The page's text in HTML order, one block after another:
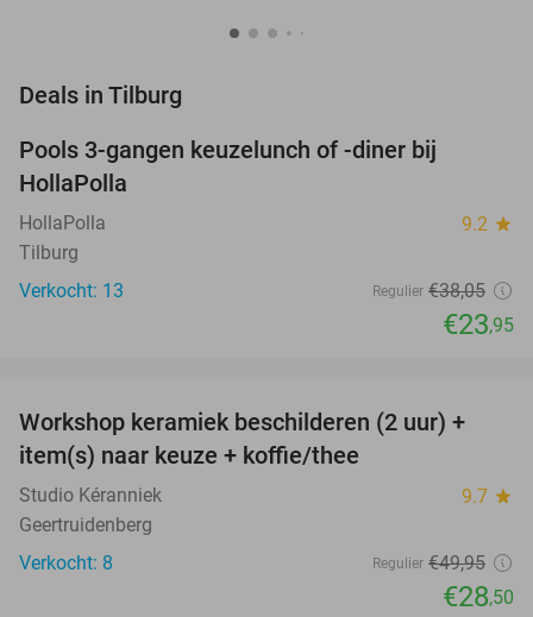
Deals in Tilburg
TODAY
Pools 3-gangen keuzelunch of -diner bij
HollaPolla
HollaPolla 9.2 star
Tilburg
Verkocht: 13
Regulier €38,05
€23,95
43%
TODAY
Workshop keramiek beschilderen (2 uur) +
item(s) naar keuze + koffie/thee
Studio Kéranniek 9.7 star
Geertruidenberg
Verkocht: 8
Regulier €49,95
€28,50